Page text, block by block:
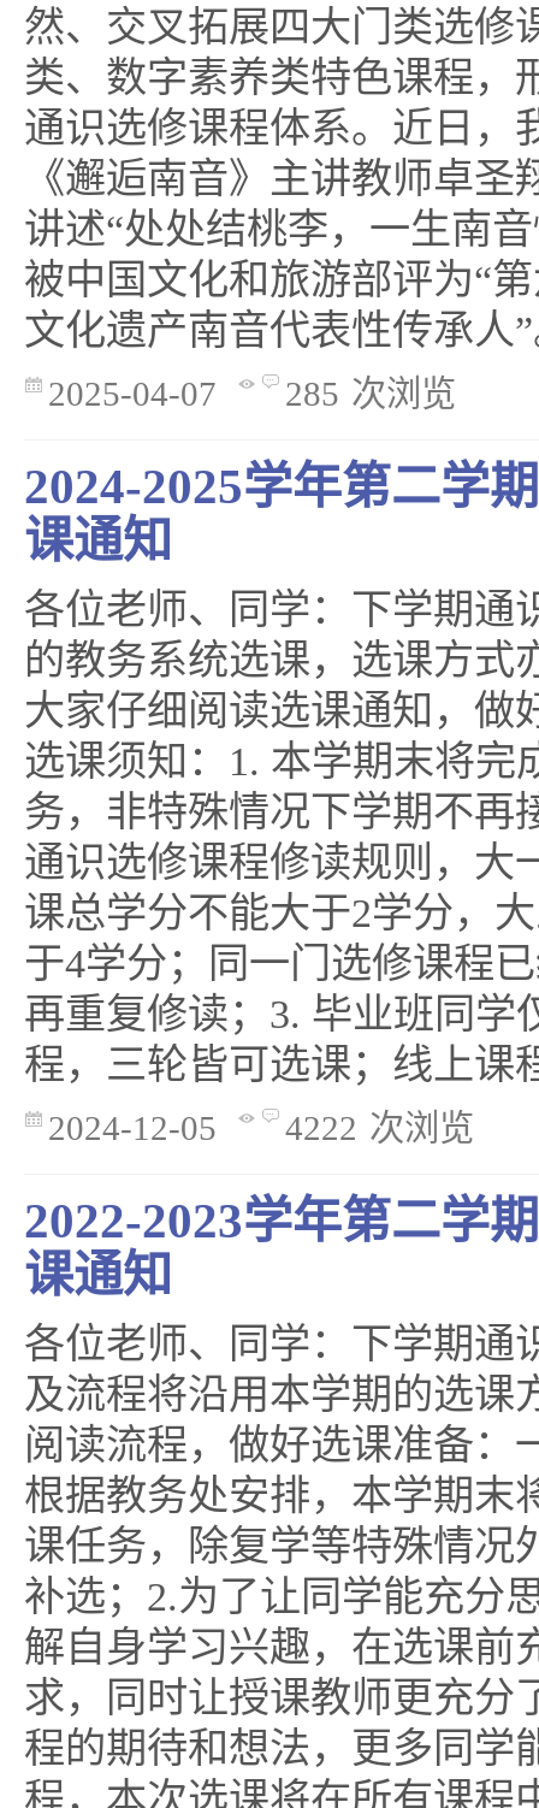
然、交叉拓展四大门类选修
类、数字素养类特色课程，
通识选修课程体系。近日，
《邂逅南音》主讲教师卓圣
讲述“处处结桃李，一生南
被中国文化和旅游部评为“
文化遗产南音代表性传承人
2025-04-07 285 次浏览
2024-2025学年第二学
课通知
各位老师、同学：下学期通
的教务系统选课，选课方式
大家仔细阅读选课通知，做
选课须知：1. 本学期末将完
务，非特殊情况下学期不再
通识选修课程修读规则，大
课总学分不能大于2学分，
于4学分；同一门选修课程
再重复修读；3. 毕业班同学
程，三轮皆可选课；线上课
2024-12-05 4222 次浏览
2022-2023学年第二学
课通知
各位老师、同学：下学期通
及流程将沿用本学期的选课
阅读流程，做好选课准备：
根据教务处安排，本学期末
课任务，除复学等特殊情况
补选；2.为了让同学能充分
解自身学习兴趣，在选课前
求，同时让授课教师更充分
程的期待和想法，更多同学
程，本次选课将在所有课程